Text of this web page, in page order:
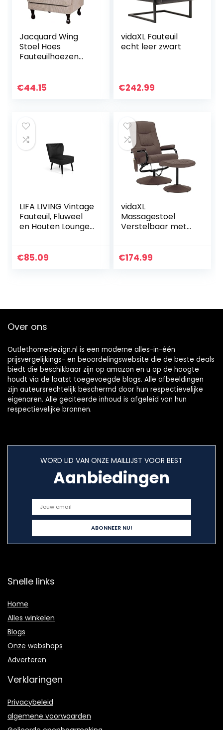
Jacquard Wing
Stoel Hoes
Fauteuilhoezen
Hoes voor
(Beige)
€44.15
vidaXL Fauteuil
echt leer zwart
€242.99
LIFA LIVING Vintage
Fauteuil, Fluweel
en Houten Lounge
Moderne Stoel
€85.09
vidaXL
Massagestoel
Verstelbaar met
Stoel Zitstoel Zetel
€174.99
Over ons
Outlethomedezign.nl is een moderne alles-in-één
prijsvergelijkings- en beoordelingswebsite die de beste deals
biedt die beschikbaar zijn op amazon en u op de hoogte
houdt via de laatst toegevoegde blogs. Alle afbeeldingen
zijn auteursrechtelijk beschermd door hun respectievelijke
eigenaren. Alle geciteerde inhoud is afgeleid van hun
respectievelijke bronnen.
WORD LID VAN ONZE MAILLIJST VOOR BEST
Aanbiedingen
Snelle links
Home
Alles winkelen
Blogs
Onze webshops
Adverteren
Verklaringen
Privacybeleid
algemene voorwaarden